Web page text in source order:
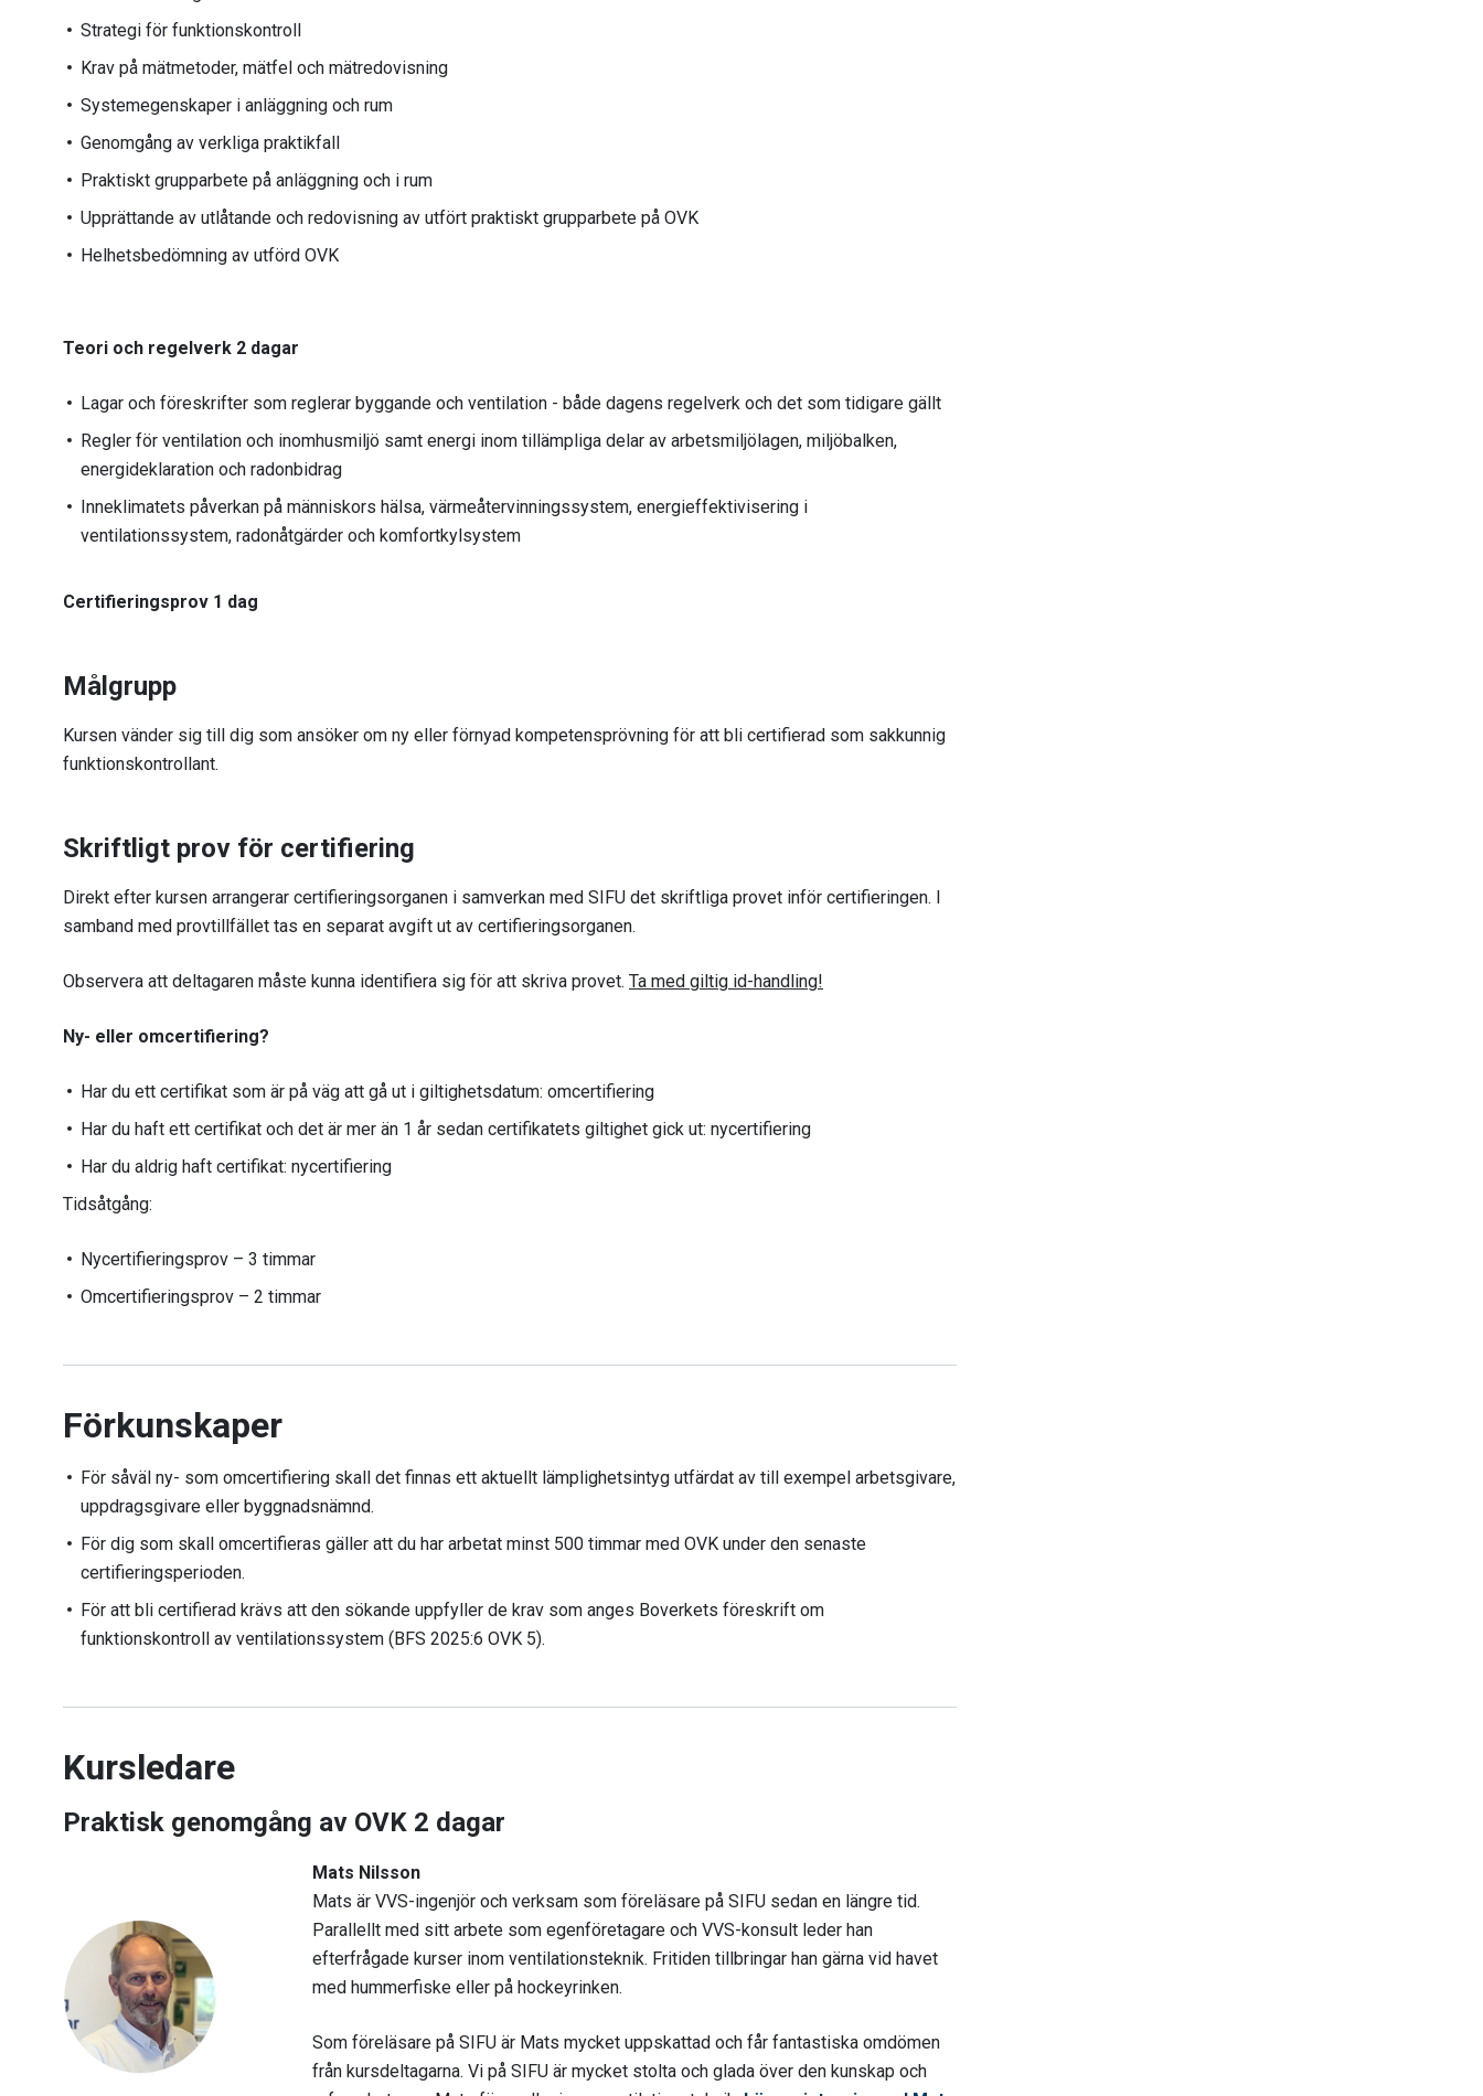
Strategi för funktionskontroll
Krav på mätmetoder, mätfel och mätredovisning
Systemegenskaper i anläggning och rum
Genomgång av verkliga praktikfall
Praktiskt grupparbete på anläggning och i rum
Upprättande av utlåtande och redovisning av utfört praktiskt grupparbete på OVK
Helhetsbedömning av utförd OVK
Teori och regelverk 2 dagar
Lagar och föreskrifter som reglerar byggande och ventilation - både dagens regelverk och det som tidigare gällt
Regler för ventilation och inomhusmiljö samt energi inom tillämpliga delar av arbetsmiljölagen, miljöbalken,
energideklaration och radonbidrag
Inneklimatets påverkan på människors hälsa, värmeåtervinningssystem, energieffektivisering i
ventilationssystem, radonåtgärder och komfortkylsystem
Certifieringsprov 1 dag
Målgrupp
Kursen vänder sig till dig som ansöker om ny eller förnyad kompetensprövning för att bli certifierad som sakkunnig
funktionskontrollant.
Skriftligt prov för certifiering
Direkt efter kursen arrangerar certifieringsorganen i samverkan med SIFU det skriftliga provet inför certifieringen. I
samband med provtillfället tas en separat avgift ut av certifieringsorganen.
Observera att deltagaren måste kunna identifiera sig för att skriva provet. Ta med giltig id-handling!
Ny- eller omcertifiering?
Har du ett certifikat som är på väg att gå ut i giltighetsdatum: omcertifiering
Har du haft ett certifikat och det är mer än 1 år sedan certifikatets giltighet gick ut: nycertifiering
Har du aldrig haft certifikat: nycertifiering
Tidsåtgång:
Nycertifieringsprov – 3 timmar
Omcertifieringsprov – 2 timmar
Förkunskaper
För såväl ny- som omcertifiering skall det finnas ett aktuellt lämplighetsintyg utfärdat av till exempel arbetsgivare,
uppdragsgivare eller byggnadsnämnd.
För dig som skall omcertifieras gäller att du har arbetat minst 500 timmar med OVK under den senaste
certifieringsperioden.
För att bli certifierad krävs att den sökande uppfyller de krav som anges Boverkets föreskrift om
funktionskontroll av ventilationssystem (BFS 2025:6 OVK 5).
Kursledare
Praktisk genomgång av OVK 2 dagar
Mats Nilsson
Mats är VVS-ingenjör och verksam som föreläsare på SIFU sedan en längre tid.
Parallellt med sitt arbete som egenföretagare och VVS-konsult leder han
efterfrågade kurser inom ventilationsteknik. Fritiden tillbringar han gärna vid havet
med hummerfiske eller på hockeyrinken.
Som föreläsare på SIFU är Mats mycket uppskattad och får fantastiska omdömen
från kursdeltagarna. Vi på SIFU är mycket stolta och glada över den kunskap och